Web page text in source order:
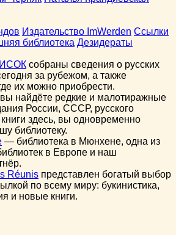
Издательство ImWerden Ссылки
библиотека Дезидераты
собраны сведения о русских
за рубежом, а также
их можно приобрести.
вы найдёте редкие и малотиражные
России, СССР, русского
здесь, вы одновременно
библиотеку.
— библиотека в Мюнхене, одна из
в Европе и наш
Réunis представлен богатый выбор
по всему миру: букинистика,
и новые книги.